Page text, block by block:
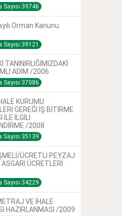
Sayısı:39746
Orman Kanunu
TANINIRLIĞIMIZDAKİ
ADIM /2006
Sayısı:37086
KURUMU
GEREĞİ İŞ BİTİRME
İLE İLGİLİ
/2008
Sayısı:35139
ÜCRETLİ PEYZAJ
ÜCRETLERİ
Sayısı:34229
VE İHALE
HAZIRLANMASI /2009